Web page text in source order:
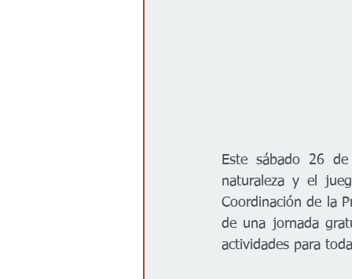
Este sábado 26
naturaleza y el
Coordinación de la
de una jornada
actividades para